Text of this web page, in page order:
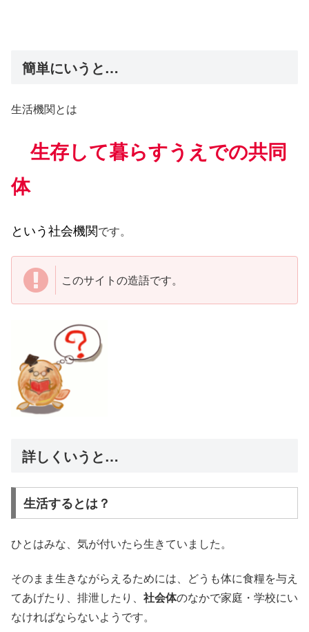
簡単にいうと…
生活機関とは
生存して暮らすうえでの共同
体
という社会機関です。
このサイトの造語です。
詳しくいうと…
生活するとは？
ひとはみな、気が付いたら生きていました。
そのまま生きながらえるためには、どうも体に食糧を与え
てあげたり、排泄したり、 社会体のなかで家庭・学校にい
なければならないようです。